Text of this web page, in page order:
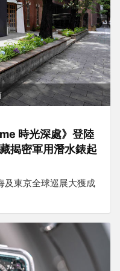
時光深處》登陸
揭密軍用潛水錶起
及東京全球巡展大獲成